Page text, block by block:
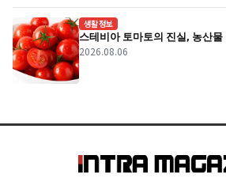
생활정보
스테비아 토마토의 진실, 농산
2026.08.06